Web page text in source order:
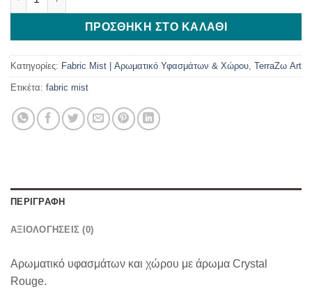
ΠΡΟΣΘΉΚΗ ΣΤΟ ΚΑΛΆΘΙ
Κατηγορίες: Fabric Mist | Αρωματικό Υφασμάτων & Χώρου TerraΖω Art
Ετικέτα: fabric mist
ΠΕΡΙΓΡΑΦΉ
ΑΞΙΟΛΟΓΉΣΕΙΣ (0)
Αρωματικό υφασμάτων και χώρου με άρωμα Crystal
Rouge.